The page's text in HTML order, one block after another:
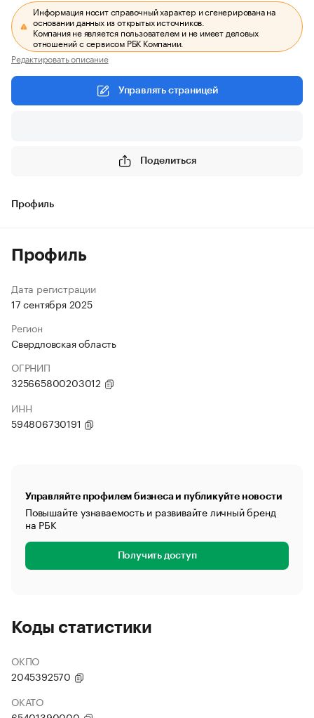
Информация носит справочный характер и сгенерирована на
основании данных из открытых источников.
Компания не является пользователем и не имеет деловых
отношений с сервисом РБК Компании.
Редактировать описание
Управлять страницей
Поделиться
Профиль
Профиль
Дата регистрации
17 сентября 2025
Регион
Свердловская область
ОГРНИП
325665800203012
ИНН
594806730191
Управляйте профилем бизнеса и публикуйте новости
Повышайте узнаваемость и развивайте личный бренд
на РБК
Получить доступ
Коды статистики
ОКПО
2045392570
ОКАТО